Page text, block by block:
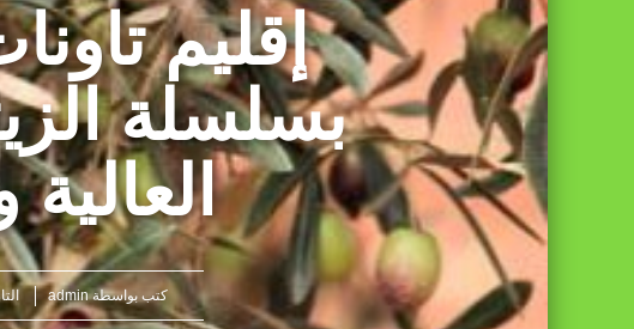
القوات المسلحة الملكية .. جاهزية عملياتية وتدخلات جوية
برقية تهنئة إلى جلالة الملك من المدير العام لمنظمة
الأحداث التي شهدتها نقاط العبور المؤدية إلى سبتة ومليلية
إقليم
بسلسلة
كتب بواسطةadmin